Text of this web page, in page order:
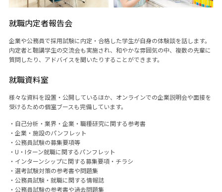
就職内定者報告会
企業や公務員で採用試験に内定・合格した学生が自身の体験談を話します。
内定者と聴講学生の交流会も実施され、和やかな雰囲気の中、複数の先輩に
質問したり、アドバイスを聞いたりすることができます。
就職資料室
様々な資料を設置・公開しているほか、オンラインでの企業説明会や面接を
受けるための個室ブースも完備しています。
・自己分析・業界・企業・職種研究に関する参考書
・企業・施設のパンフレット
・公務員試験の募集要項等
・U・Iターン就職に関するパンフレット
・インターンシップに関する募集要項・チラシ
・選考試験対策の参考書や問題集
・公務員試験・就職に関する情報誌
・公務員試験の参考書や過去問題集